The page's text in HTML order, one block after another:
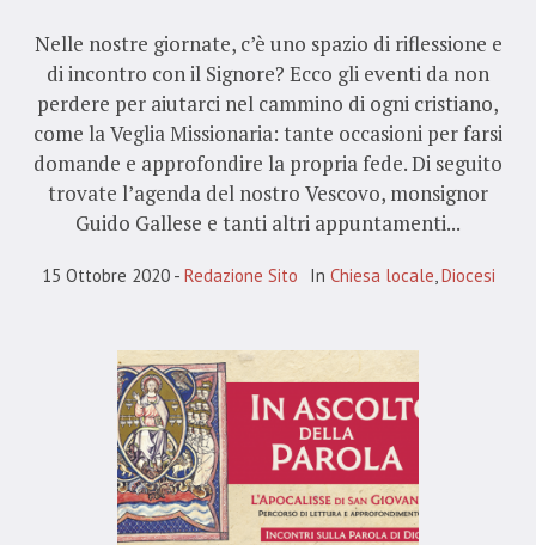
Nelle nostre giornate, c’è uno spazio di riflessione e
di incontro con il Signore? Ecco gli eventi da non
perdere per aiutarci nel cammino di ogni cristiano,
come la Veglia Missionaria: tante occasioni per farsi
domande e approfondire la propria fede. Di seguito
trovate l’agenda del nostro Vescovo, monsignor
Guido Gallese e tanti altri appuntamenti...
15 Ottobre 2020 Redazione Sito In Chiesa locale Diocesi